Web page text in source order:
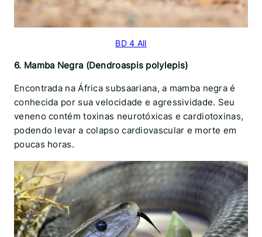
BD 4 All
6. Mamba Negra (Dendroaspis polylepis)
Encontrada na África subsaariana, a mamba negra é
conhecida por sua velocidade e agressividade. Seu
veneno contém toxinas neurotóxicas e cardiotoxinas,
podendo levar a colapso cardiovascular e morte em
poucas horas.